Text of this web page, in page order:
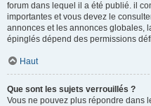
forum dans lequel il a été publié. il
importantes et vous devez le
annonces et les annonces globales,
épinglés dépend des permissions
Haut
Que sont les sujets verrouillés ?
Vous ne pouvez plus répondre dans